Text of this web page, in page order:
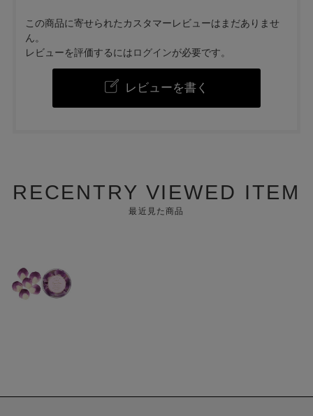
この商品に寄せられたカスタマーレビューはまだありませ
ん。
レビューを評価するにはログインが必要です。
レビューを書く
RECENTRY VIEWED ITEM
最近見た商品